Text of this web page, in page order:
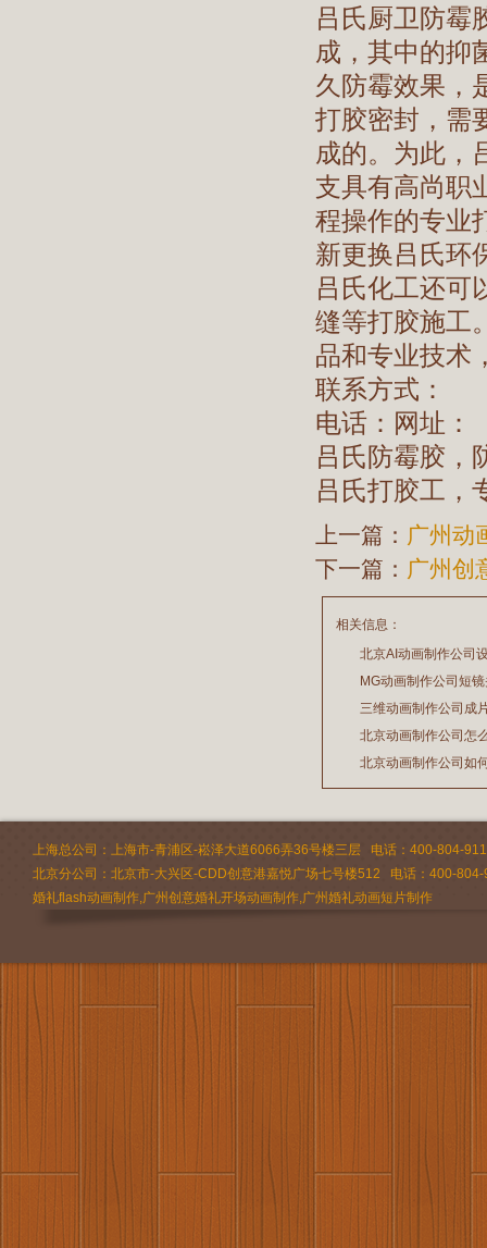
吕氏厨卫防霉
成，其中的抑
久防霉效果，
打胶密封，需
成的。为此，
支具有高尚职
程操作的专业
新更换吕氏环
吕氏化工还可
缝等打胶施工
品和专业技术
联系方式：
电话：网址：
吕氏防霉胶，
吕氏打胶工，
上一篇： 广州动
下一篇： 广州创
相关信息：
北京AI动画制作公司
久吗？
2026/07/29
MG动画制作公司短
2026/07/24
三维动画制作公司成
期吗？
2026/07/22
北京动画制作公司怎
2026/03/13
北京动画制作公司如
2026/03/11
上海总公司：上海市-青浦区-崧泽大道6066弄36号楼三层 电话：400-804-
北京分公司：北京市-大兴区-CDD创意港嘉悦广场七号楼512 电话：400-
婚礼flash动画制作,广州创意婚礼开场动画制作,广州婚礼动画短片制作